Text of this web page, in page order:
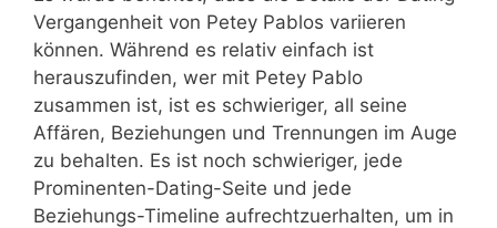
Vergangenheit von Petey Pablos variieren
können. Während es relativ einfach ist
herauszufinden, wer mit Petey Pablo
zusammen ist, ist es schwieriger, all seine
Affären, Beziehungen und Trennungen im Auge
zu behalten. Es ist noch schwieriger, jede
Prominenten-Dating-Seite und jede
Beziehungs-Timeline aufrechtzuerhalten, um in